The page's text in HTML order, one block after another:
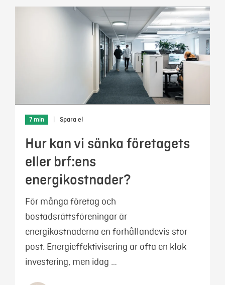
7 min Spara el
Hur kan vi sänka företagets
eller brf:ens
energikostnader?
För många företag och
bostadsrättsföreningar är
energikostnaderna en förhållandevis stor
post. Energieffektivisering är ofta en klok
investering, men idag …